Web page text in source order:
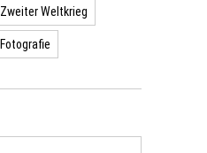
Zweiter Weltkrieg
Fotografie